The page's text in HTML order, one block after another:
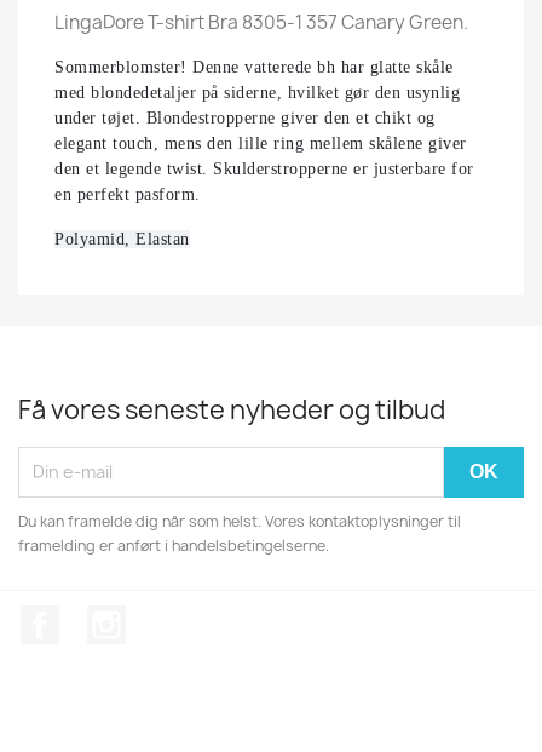
LingaDore T-shirt Bra 8305-1 357 Canary Green.
Sommerblomster! Denne vatterede bh har glatte skåle
med blondedetaljer på siderne, hvilket gør den usynlig
under tøjet. Blondestropperne giver den et chikt og
elegant touch, mens den lille ring mellem skålene giver
den et legende twist. Skulderstropperne er justerbare for
en perfekt pasform.
Polyamid, Elastan
Få vores seneste nyheder og tilbud
Du kan framelde dig når som helst. Vores kontaktoplysninger til
framelding er anført i handelsbetingelserne.